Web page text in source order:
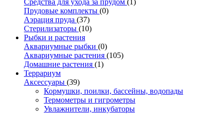
Прудовые комплекты (0)
Аэрация пруда (37)
Стерилизаторы (10)
Рыбки и растения
Аквариумные рыбки (0)
Аквариумные растения (105)
Домашние растения (1)
Террариум
Аксессуары (39)
Кормушки, поилки, бассейны, водопады
Термометры и гигрометры
Увлажнители, инкубаторы